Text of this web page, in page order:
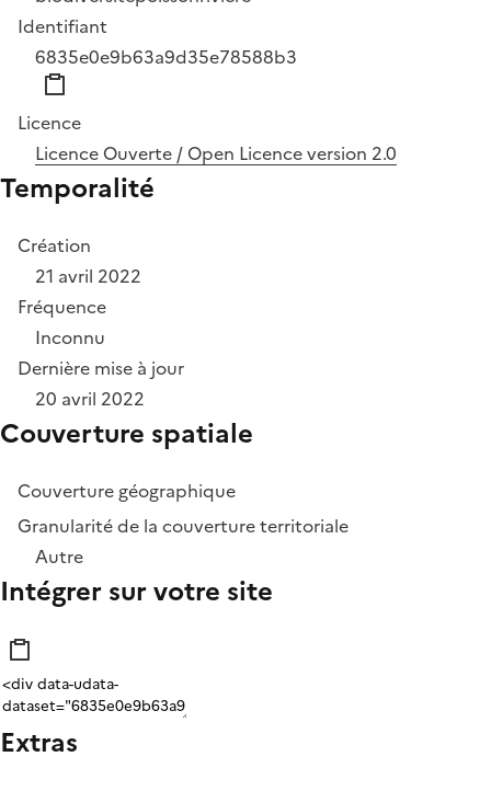
Identifiant
6835e0e9b63a9d35e78588b3
Licence
Licence Ouverte / Open Licence version 2.0
Temporalité
Création
21 avril 2022
Fréquence
Inconnu
Dernière mise à jour
20 avril 2022
Couverture spatiale
Couverture géographique
Granularité de la couverture territoriale
Autre
Intégrer sur votre site
Extras